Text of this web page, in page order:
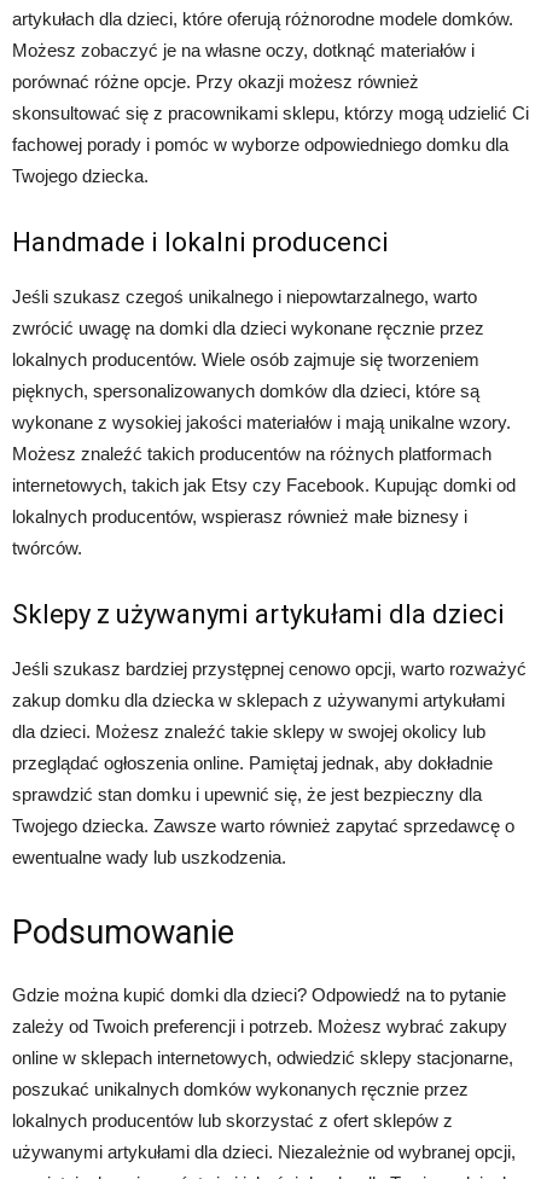
artykułach dla dzieci, które oferują różnorodne modele domków.
Możesz zobaczyć je na własne oczy, dotknąć materiałów i
porównać różne opcje. Przy okazji możesz również
skonsultować się z pracownikami sklepu, którzy mogą udzielić Ci
fachowej porady i pomóc w wyborze odpowiedniego domku dla
Twojego dziecka.
Handmade i lokalni producenci
Jeśli szukasz czegoś unikalnego i niepowtarzalnego, warto
zwrócić uwagę na domki dla dzieci wykonane ręcznie przez
lokalnych producentów. Wiele osób zajmuje się tworzeniem
pięknych, spersonalizowanych domków dla dzieci, które są
wykonane z wysokiej jakości materiałów i mają unikalne wzory.
Możesz znaleźć takich producentów na różnych platformach
internetowych, takich jak Etsy czy Facebook. Kupując domki od
lokalnych producentów, wspierasz również małe biznesy i
twórców.
Sklepy z używanymi artykułami dla dzieci
Jeśli szukasz bardziej przystępnej cenowo opcji, warto rozważyć
zakup domku dla dziecka w sklepach z używanymi artykułami
dla dzieci. Możesz znaleźć takie sklepy w swojej okolicy lub
przeglądać ogłoszenia online. Pamiętaj jednak, aby dokładnie
sprawdzić stan domku i upewnić się, że jest bezpieczny dla
Twojego dziecka. Zawsze warto również zapytać sprzedawcę o
ewentualne wady lub uszkodzenia.
Podsumowanie
Gdzie można kupić domki dla dzieci? Odpowiedź na to pytanie
zależy od Twoich preferencji i potrzeb. Możesz wybrać zakupy
online w sklepach internetowych, odwiedzić sklepy stacjonarne,
poszukać unikalnych domków wykonanych ręcznie przez
lokalnych producentów lub skorzystać z ofert sklepów z
używanymi artykułami dla dzieci. Niezależnie od wybranej opcji,